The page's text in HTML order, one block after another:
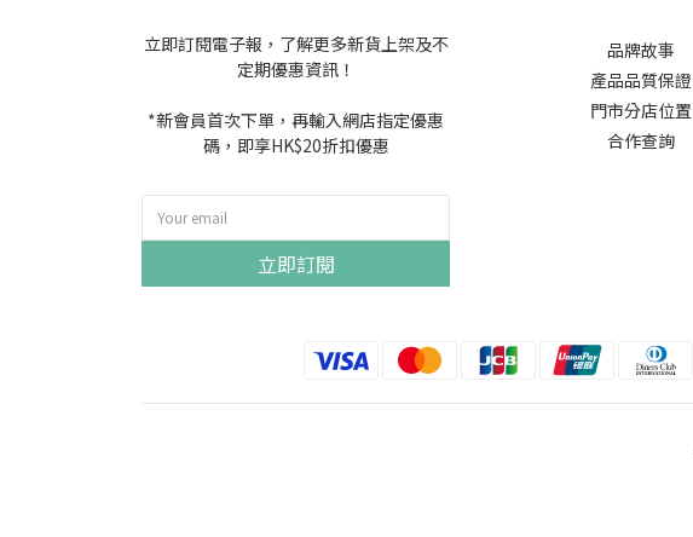
立即訂閱電子報，了解更多新貨上架及不
定期優惠資訊！
*新會員首次下單，再輸入網店指定優惠
碼，即享HK$20折扣優惠
立即訂閱
品牌故事
產品品質保證
門市分店位置
合作查詢